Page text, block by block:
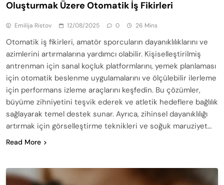
Oluşturmak Üzere Otomatik İş Fikirleri
Emilija Ristov 12/08/2025 0 26 Mins
Otomatik iş fikirleri, amatör sporcuların dayanıklılıklarını ve
azimlerini artırmalarına yardımcı olabilir. Kişiselleştirilmiş
antrenman için sanal koçluk platformlarını, yemek planlaması
için otomatik beslenme uygulamalarını ve ölçülebilir ilerleme
için performans izleme araçlarını keşfedin. Bu çözümler,
büyüme zihniyetini teşvik ederek ve atletik hedeflere bağlılık
sağlayarak temel destek sunar. Ayrıca, zihinsel dayanıklılığı
artırmak için görselleştirme teknikleri ve soğuk maruziyet…
Read More